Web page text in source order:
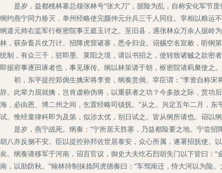
是岁，益都桃林寨总领张林号“张大刀”，据险为乱，自称安化军节度
纲约燕宁同力殄灭，单州经略使完颜仲元分兵三千人同往。宰相以粮运
纲遣元帅右监军行枢密院事王庭玉讨之。至旧县，遇张林众万余人据岭
林，获杂畜兵仗万计。招降虎窟诸寨，悉令归业。诏赐空名宣敕，听纲
统制，有众三千，驻即墨、莱阳之境，请以书招之，使转致诸贼之款密
即据府事逐田琢者也，事见琢传。纲以林策请于朝，枢密院请羁縻使之
初，东平提控郑倜生擒宋将李资，纲奏赏倜。宰臣谓：“李资自称宋
辞。此辈力屈就擒，岂肯虚称伪将，以重获者之功？今多故之际，赏功
海，必由恩、博二州之间，乞置经略司镇抚。”从之。兴定五年二月，
试。惟经童律科即为及第，似涉太优，别日试之。皆从纲所请也。诏以
是岁，燕宁战死。纲奏：“宁所居天胜寨，乃益都险要之地。宁尝招
胡八亦反侧不安。臣以提控孙邦佐世居泰安，众心所属，遂署招抚使。
矣。纲奏请移军于河南，诏百官议，御史大夫纥石烈胡失门以下皆曰：
南，以助防秋。”翰林待制抹捻阿虎德奏曰：“车驾南迁，恃大河以为险